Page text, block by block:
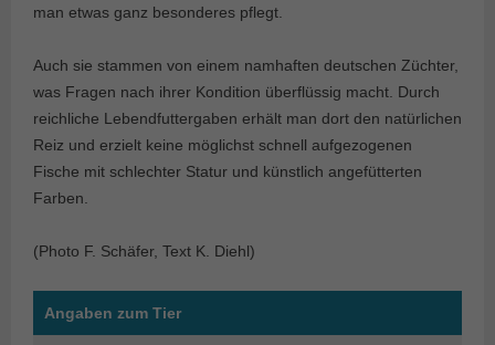
man etwas ganz besonderes pflegt.
Auch sie stammen von einem namhaften deutschen Züchter,
was Fragen nach ihrer Kondition überflüssig macht. Durch
reichliche Lebendfuttergaben erhält man dort den natürlichen
Reiz und erzielt keine möglichst schnell aufgezogenen
Fische mit schlechter Statur und künstlich angefütterten
Farben.
(Photo F. Schäfer, Text K. Diehl)
Angaben zum Tier